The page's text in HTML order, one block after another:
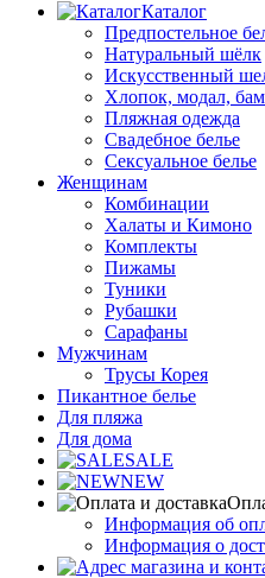
Каталог
Предпостельное
Натуральный шёлк
Искусственный
Хлопок, модал,
Пляжная одежда
Свадебное белье
Сексуальное белье
Женщинам
Комбинации
Халаты и Кимоно
Комплекты
Пижамы
Туники
Рубашки
Сарафаны
Мужчинам
Трусы Корея
Пикантное белье
Для пляжа
Для дома
SALE
NEW
Информация об
Информация о